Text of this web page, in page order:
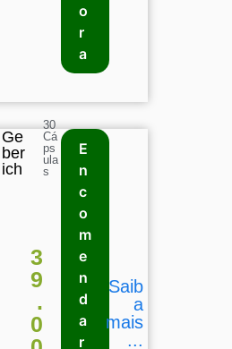
o
r
a
Ge
ber
ich
3
9
.
0
30
Cá
ps
ula
s
E
n
c
o
m
e
n
d
a
r
Saib
a
mais
...